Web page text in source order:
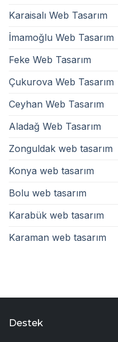
Karaisalı Web Tasarım
İmamoğlu Web Tasarım
Feke Web Tasarım
Çukurova Web Tasarım
Ceyhan Web Tasarım
Aladağ Web Tasarım
Zonguldak web tasarım
Konya web tasarım
Bolu web tasarım
Karabük web tasarım
Karaman web tasarım
Destek